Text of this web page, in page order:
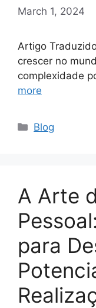
March 1, 2024
Artigo
crescer no
complexidade
more
Categories
Blog
A Arte
para